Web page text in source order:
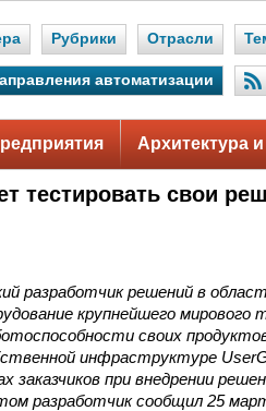
Рубрики Отрасли
автоматизации
Архитектура
тестировать свои
разработчик решений в
крупнейшего мирового
своих
инфраструктуре
заказчиков при внедрении
разработчик сообщил 25